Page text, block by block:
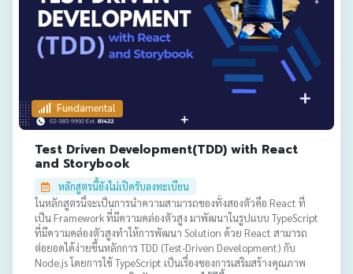
Fundamental
Test Driven Development(TDD) with React
and Storybook
หลักสูตรนี้ยังไม่เปิดรับลงทะเบียน
ในหลักสูตรนี้จะเป็นการนำความสามารถของทั้งสองตัวคือ React ที่
เป็น Framework ที่มีความคล่องตัวสูง มาพัฒนาในรูปแบบ TypeScript
ที่มีความคล่องตัวสูงทำให้การพัฒนา Solution ด้วย React สามารถ
ต่อยอดได้ง่ายขึ้นหลักการ TDD (Test-Driven Development) กับ
Node.js โดยการใช้ TypeScript เป็นเรื่องของการเสริมสร้างคุณภาพ